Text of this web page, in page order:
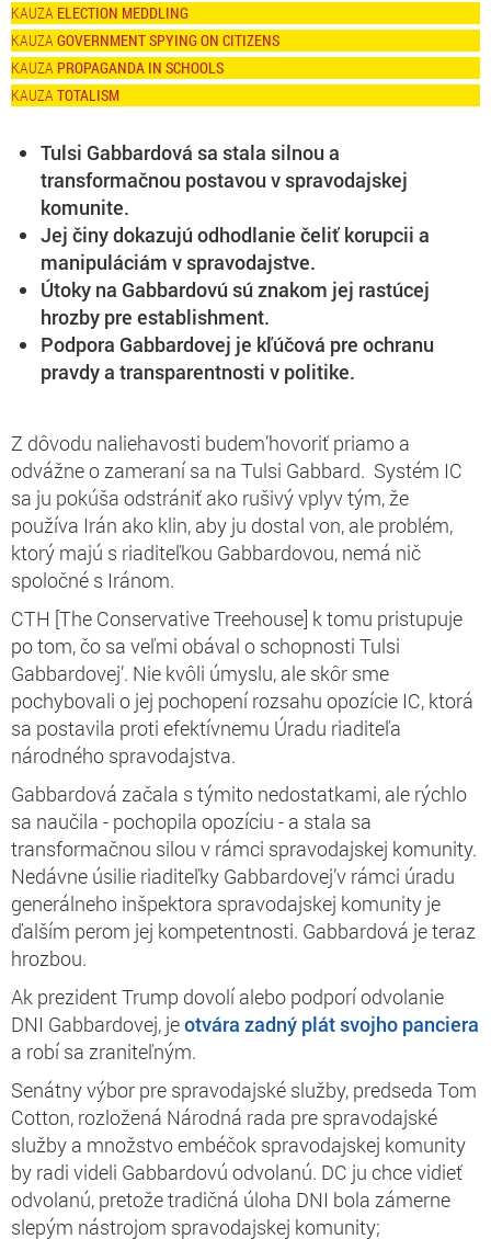
ELECTION MEDDLING
GOVERNMENT SPYING ON CITIZENS
PROPAGANDA IN SCHOOLS
TOTALISM
Tulsi Gabbardová sa stala silnou a
transformačnou postavou v spravodajskej
komunite.
Jej činy dokazujú odhodlanie čeliť korupcii a
manipuláciám v spravodajstve.
Útoky na Gabbardovú sú znakom jej rastúcej
hrozby pre establishment.
Podpora Gabbardovej je kľúčová pre ochranu
pravdy a transparentnosti v politike.
Z dôvodu naliehavosti budem’hovoriť priamo a
odvážne o zameraní sa na Tulsi Gabbard. Systém IC
sa ju pokúša odstrániť ako rušivý vplyv tým, že
používa Irán ako klin, aby ju dostal von, ale problém,
ktorý majú s riaditeľkou Gabbardovou, nemá nič
spoločné s Iránom.
CTH [The Conservative Treehouse] k tomu pristupuje
po tom, čo sa veľmi obával o schopnosti Tulsi
Gabbardovej’. Nie kvôli úmyslu, ale skôr sme
pochybovali o jej pochopení rozsahu opozície IC, ktorá
sa postavila proti efektívnemu Úradu riaditeľa
národného spravodajstva.
Gabbardová začala s týmito nedostatkami, ale rýchlo
sa naučila - pochopila opozíciu - a stala sa
transformačnou silou v rámci spravodajskej komunity.
Nedávne úsilie riaditeľky Gabbardovej’v rámci úradu
generálneho inšpektora spravodajskej komunity je
ďalším perom jej kompetentnosti. Gabbardová je teraz
hrozbou.
Ak prezident Trump dovolí alebo podporí odvolanie
DNI Gabbardovej, jeotvára zadný plát svojho panciera
a robí sa zraniteľným.
Senátny výbor pre spravodajské služby, predseda Tom
Cotton, rozložená Národná rada pre spravodajské
služby a množstvo embéčok spravodajskej komunity
by radi videli Gabbardovú odvolanú. DC ju chce vidieť
odvolanú, pretože tradičná úloha DNI bola zámerne
slepým nástrojom spravodajskej komunity;